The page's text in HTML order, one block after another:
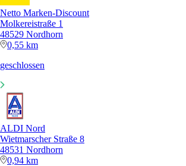
Netto Marken-Discount
Molkereistraße 1
48529 Nordhorn
0,55 km
geschlossen
ALDI Nord
Wietmarscher Straße 8
48531 Nordhorn
0,94 km